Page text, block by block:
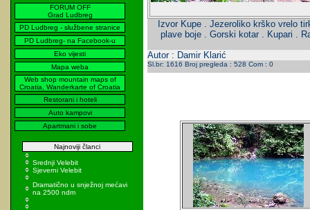
FORUM OFF
Grad Ludbreg
PD Ludbreg - službene stranice
PD Ludbreg- na Facebook-u
Eko vijesti
Mapa weba
Web shop mountain maps of
Croatia, Wanderkarte of Croatia
Restorani i hoteli
Auto kampovi
Apartmani i sobe
Najnoviji članci
Srednji Velebit
Sjeverni Velebit
Dramatično u snježnoj mećavi
na 2500 ndm
Izvor Kupe . Jezeroliko krško vrelo
plave boje . Gorski kotar . Kupari .
Autor : Damir Klarić
Sl.br: 1616 Broj pregleda : 528 Com : 0